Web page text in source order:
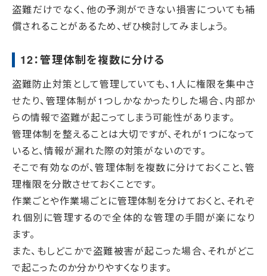
盗難だけでなく、他の予測ができない損害についても補
償されることがあるため、ぜひ検討してみましょう。
12：管理体制を複数に分ける
盗難防止対策として管理していても、1人に権限を集中さ
せたり、管理体制が1つしかなかったりした場合、内部か
らの情報で盗難が起こってしまう可能性があります。
管理体制を整えることは大切ですが、それが1つになって
いると、情報が漏れた際の対策がないのです。
そこで有効なのが、管理体制を複数に分けておくこと、管
理権限を分散させておくことです。
作業ごとや作業場ごとに管理体制を分けておくと、それぞ
れ個別に管理するので全体的な管理の手間が楽になり
ます。
また、もしどこかで盗難被害が起こった場合、それがどこ
で起こったのか分かりやすくなります。